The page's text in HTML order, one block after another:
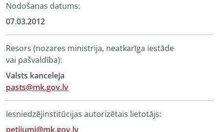
Nodošanas datums:
07.03.2012
Resors (nozares ministrija, neatkarīga iestāde
vai pašvaldība):
Valsts kanceleja
pasts@mk.gov.lv
Iesniedzējinstitūcijas autorizētais lietotājs:
petijumi@mk.gov.lv